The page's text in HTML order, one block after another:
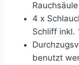
Rauchsäule
4 x
Schliff inkl.
benutzt